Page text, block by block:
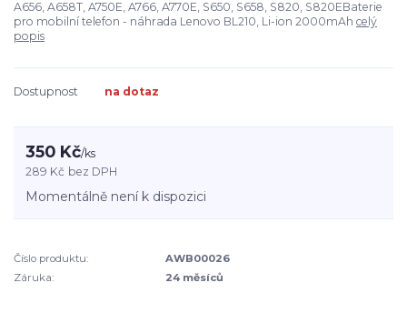
A656, A658T, A750E, A766, A770E, S650, S658, S820, S820EBaterie
pro mobilní telefon - náhrada Lenovo BL210, Li-ion 2000mAh celý
popis
Dostupnost na dotaz
350 Kč/ks
289 Kč bez DPH
Momentálně není k dispozici
Číslo produktu:
AWB00026
Záruka:
24 měsíců